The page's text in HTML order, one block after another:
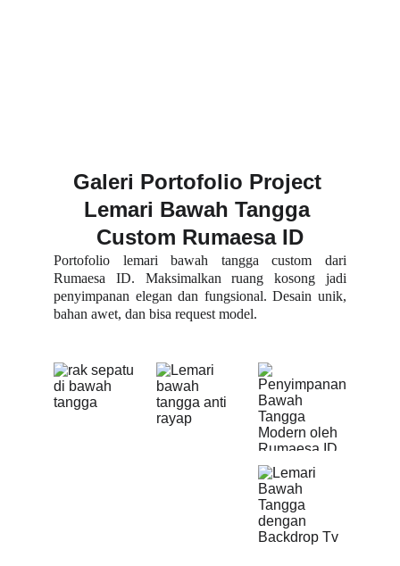
Galeri Portofolio Project
Lemari Bawah Tangga
Custom Rumaesa ID
Portofolio lemari bawah tangga custom dari
Rumaesa ID. Maksimalkan ruang kosong jadi
penyimpanan elegan dan fungsional. Desain unik,
bahan awet, dan bisa request model.